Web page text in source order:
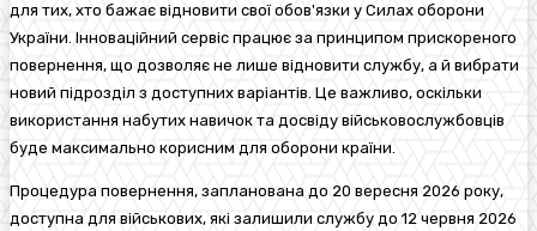
для тих, хто бажає відновити свої обов'язки у Силах оборони
України. Інноваційний сервіс працює за принципом прискореного
повернення, що дозволяє не лише відновити службу, а й вибрати
новий підрозділ з доступних варіантів. Це важливо, оскільки
використання набутих навичок та досвіду військовослужбовців
буде максимально корисним для оборони країни.
Процедура повернення, запланована до 20 вересня 2026 року,
доступна для військових, які залишили службу до 12 червня 2026